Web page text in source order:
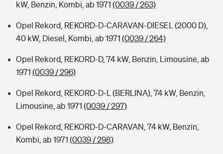
kW, Benzin, Kombi, ab 1971 (0039 / 263)
Opel Rekord, REKORD-D-CARAVAN-DIESEL (2000 D),
40 kW, Diesel, Kombi, ab 1971 (0039 / 264)
Opel Rekord, REKORD-D, 74 kW, Benzin, Limousine, ab
1971 (0039 / 296)
Opel Rekord, REKORD-D-L (BERLINA), 74 kW, Benzin,
Limousine, ab 1971 (0039 / 297)
Opel Rekord, REKORD-D-CARAVAN, 74 kW, Benzin,
Kombi, ab 1971 (0039 / 298)